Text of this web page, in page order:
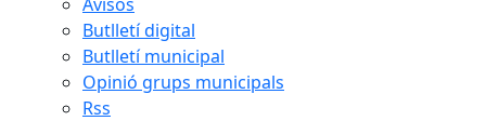
Butlletí digital
Butlletí municipal
Opinió grups municipals
Rss